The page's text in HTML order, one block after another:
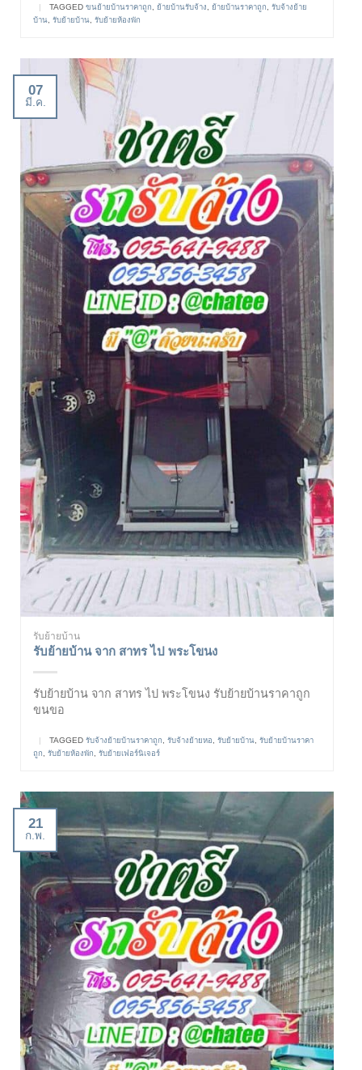
| TAGGED ขนย้ายบ้านราคาถูก ย้ายบ้านรับจ้าง ย้ายบ้านราคาถูก
รับจ้างย้าย
บ้าน รับย้ายบ้าน รับย้ายห้องพัก
07
มี.ค.
รับย้ายบ้าน
รับย้ายบ้าน จาก สาทร ไป พระโขนง
รับย้ายบ้าน จาก สาทร ไป พระโขนง รับย้ายบ้านราคาถูก
ขนขอ
| TAGGED รับจ้างย้ายบ้านราคาถูก รับจ้างย้ายหอ รับย้ายบ้าน รับย้ายบ้านราคา
ถูก
รับย้ายห้องพัก รับย้ายเฟอร์นิเจอร์
21
ก.พ.